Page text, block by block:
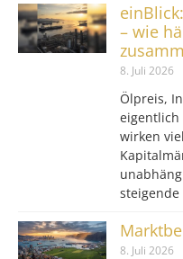
– wie
8. Juli 2026
Ölpreis,
eigentlich
wirken
8. Juli 2026